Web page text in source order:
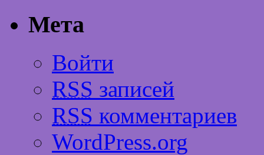
Мета
Войти
RSS записей
RSS комментариев
WordPress.org